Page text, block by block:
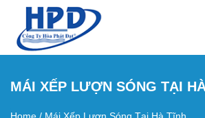
Skip to main content
MÁI XẾP LƯỢN SÓNG TẠI